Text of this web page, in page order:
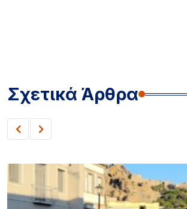
Σχετικά Άρθρα